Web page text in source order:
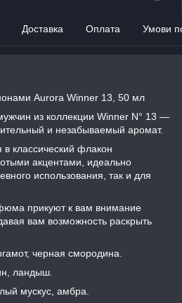
Доставка Оплата Умови
Aurora Winner 13, 50 мл
из коллекции Winner N° 13 —
и незабываемый аромат.
классический флакон
акцентами, идеально
использования, так и для
прикуют к вам внимание
вам возможность раскрыть
черная смородина.
ландыш.
мускус, амбра.